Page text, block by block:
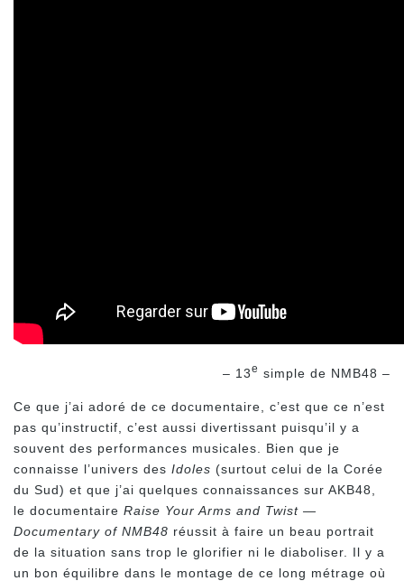
– 13e simple de NMB48 –
Ce que j’ai adoré de ce documentaire, c’est que ce n’est
pas qu’instructif, c’est aussi divertissant puisqu’il y a
souvent des performances musicales. Bien que je
connaisse l’univers des Idoles (surtout celui de la Corée
du Sud) et que j’ai quelques connaissances sur AKB48,
le documentaire Raise Your Arms and Twist —
Documentary of NMB48 réussit à faire un beau portrait
de la situation sans trop le glorifier ni le diaboliser. Il y a
un bon équilibre dans le montage de ce long métrage où